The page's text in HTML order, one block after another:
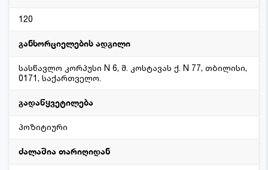
120
განხორციელების ადგილი
სასწავლო კორპუსი N 6, მ. კოსტავას ქ. N 77, თბილისი,
0171, საქართველო.
გადაწყვეტილება
პოზიტიური
ძალაშია თარიღიდან